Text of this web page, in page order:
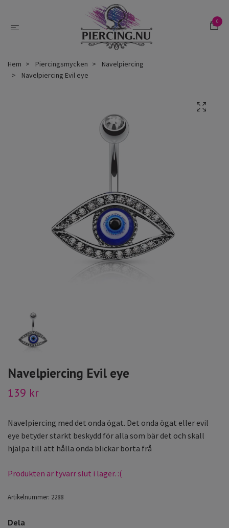
0
Hem Piercingsmycken
Navelpiercing
Navelpiercing Evil eye
Navelpiercing Evil eye
139 kr
Navelpiercing med det onda ögat. Det onda ögat eller evil
eye betyder starkt beskydd för alla som bär det och skall
hjälpa till att hålla onda blickar borta frå
Produkten är tyvärr slut i lager. :(
Artikelnummer: 2288
Dela